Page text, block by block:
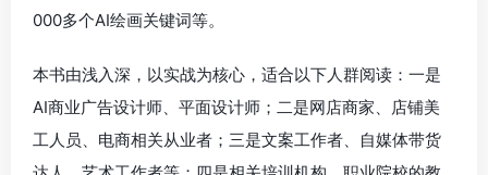
000多个AI绘画关键词等。
本书由浅入深，以实战为核心，适合以下人群阅读：一是
AI商业广告设计师、平面设计师；二是网店商家、店铺美
工人员、电商相关从业者；三是文案工作者、自媒体带货